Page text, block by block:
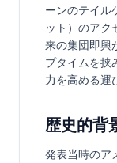
ーンのテイル
ット）のアク
来の集団即興
プタイムを挟
力を高める運
歴史的背
発表当時のア